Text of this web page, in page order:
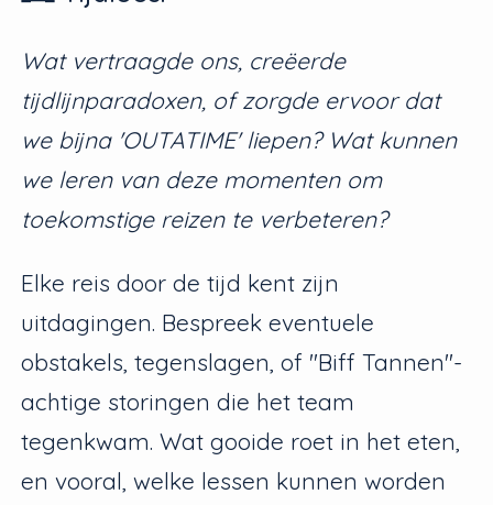
Wat vertraagde ons, creëerde
tijdlijnparadoxen, of zorgde ervoor dat
we bijna 'OUTATIME' liepen? Wat kunnen
we leren van deze momenten om
toekomstige reizen te verbeteren?
Elke reis door de tijd kent zijn
uitdagingen. Bespreek eventuele
obstakels, tegenslagen, of "Biff Tannen"-
achtige storingen die het team
tegenkwam. Wat gooide roet in het eten,
en vooral, welke lessen kunnen worden